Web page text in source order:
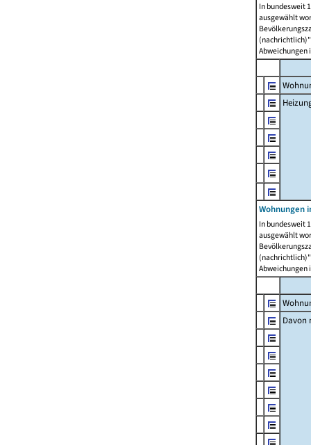
In bundesweit
ausgewählt
Abweichungen
Wohnungen
In bundesweit
ausgewählt
Abweichungen
Davon